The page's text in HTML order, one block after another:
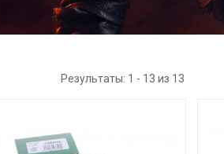
Результаты: 1 - 13 из 13